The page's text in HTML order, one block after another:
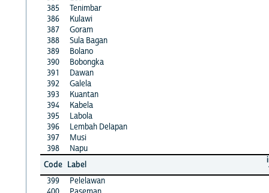
385
Tenimbar
386
Kulawi
387
Goram
388
Sula Bagan
389
Bolano
390
Bobongka
391
Dawan
392
Galela
393
Kuantan
394
Kabela
395
Labola
396
Lembah Delapan
397
Musi
398
Napu
Code Label
399
Pelelawan